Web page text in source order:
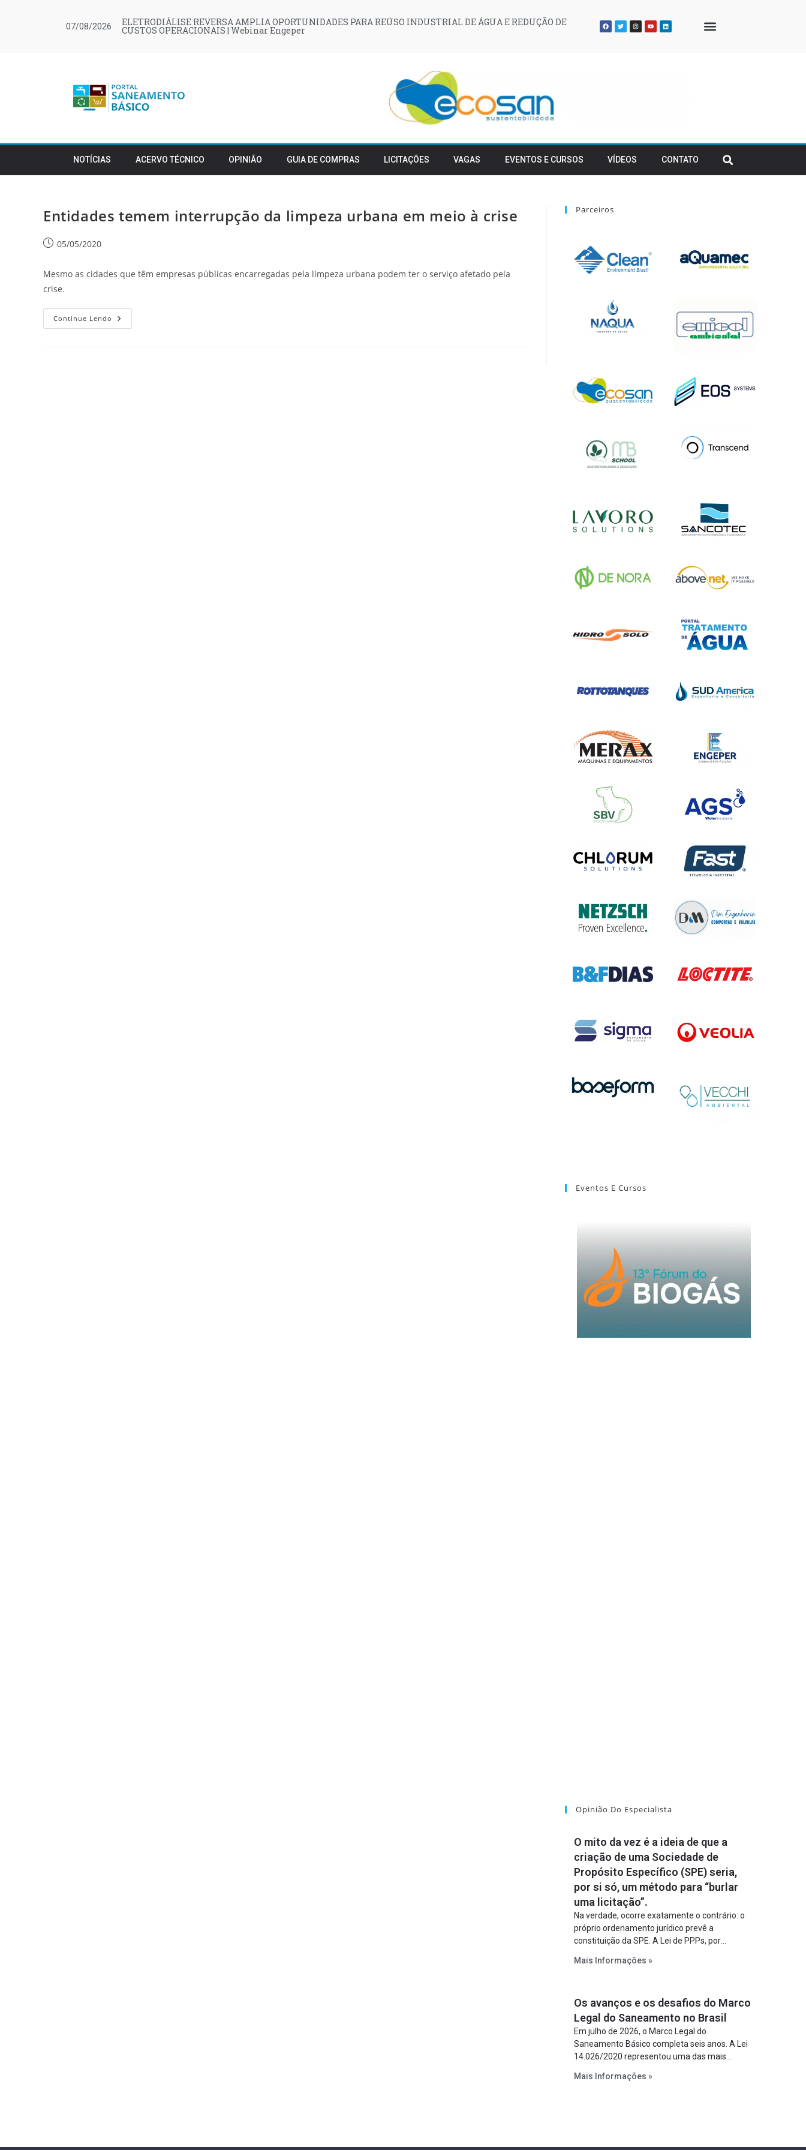
07/08/2026 ELETRODIÁLISE REVERSA AMPLIA OPORTUNIDADES PARA REÚSO INDUSTRIAL DE ÁGUA E REDUÇÃO DE
CUSTOS OPERACIONAIS | Webinar Engeper
NOTÍCIAS ACERVO TÉCNICO OPINIÃO GUIA DE COMPRAS LICITAÇÕES VAGAS EVENTOS E CURSOS VÍDEOS CONTATO
Entidades temem interrupção da limpeza urbana em meio à crise
05/05/2020
Mesmo as cidades que têm empresas públicas encarregadas pela limpeza urbana podem ter o serviço afetado pela
crise.
Continue Lendo
Parceiros
Eventos E Cursos
Opinião Do Especialista
O mito da vez é a ideia de que a
criação de uma Sociedade de
Propósito Específico (SPE) seria,
por si só, um método para “burlar
uma licitação”.
Na verdade, ocorre exatamente o contrário: o
próprio ordenamento jurídico prevê a
constituição da SPE. A Lei de PPPs, por
constitua uma SPE para implantar e gerir o
Lei de Concessões, a figura é facultativa e
sujeita a uma escolha racional de projeto a
projeto.
Mais Informações »
Os avanços e os desafios do Marco
Legal do Saneamento no Brasil
Em julho de 2026, o Marco Legal do
Saneamento Básico completa seis anos. A Lei
14.026/2020 representou uma das mais
estabelecer metas claras para a
Mais Informações »